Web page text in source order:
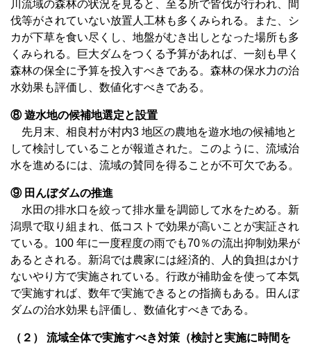
川流域の森林の状況を見ると、至る所で皆伐が行われ、間
伐等がされていない放置人工林も多くみられる。また、シ
カが下草を食い尽くし、地盤がむき出しとなった場所も多
くみられる。巨大ダムをつくる予算があれば、一刻も早く
森林の保全に予算を投入すべきである。森林の保水力の治
水効果も評価し、数値化すべきである。
⑧ 遊水地の候補地選定と設置
先月末、相良村が村内3 地区の農地を遊水地の候補地と
して検討していることが報道された。このように、流域治
水を進めるには、流域の賛同を得ることが不可欠である。
⑨ 田んぼダムの推進
水田の排水口を絞って排水量を調節して水をためる。新
潟県で取り組まれ、低コストで効果が高いことが実証され
ている。100 年に一度程度の雨でも70％の流出抑制効果が
あるとされる。新潟では農家には経済的、人的負担はかけ
ないやり方で実施されている。行政が補助金を使って本気
で実施すれば、数年で実施できるとの指摘もある。田んぼ
ダムの治水効果も評価し、数値化すべきである。
（２） 流域全体で実施すべき対策（検討と実施に時間を